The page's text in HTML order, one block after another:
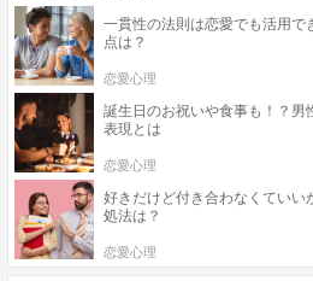
一貫性の法則は恋愛でも活用で
点は？
恋愛心理
誕生日のお祝いや食事も！？男
表現とは
恋愛心理
好きだけど付き合わなくていい
処法は？
恋愛心理